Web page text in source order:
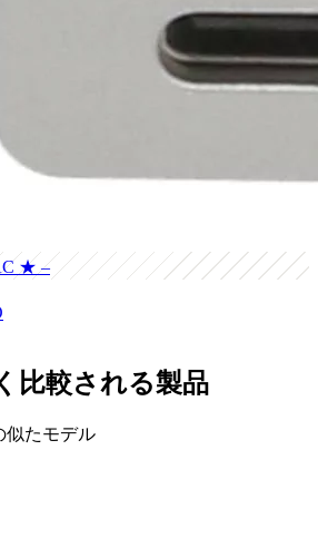
★ –
比較される製品
似たモデル